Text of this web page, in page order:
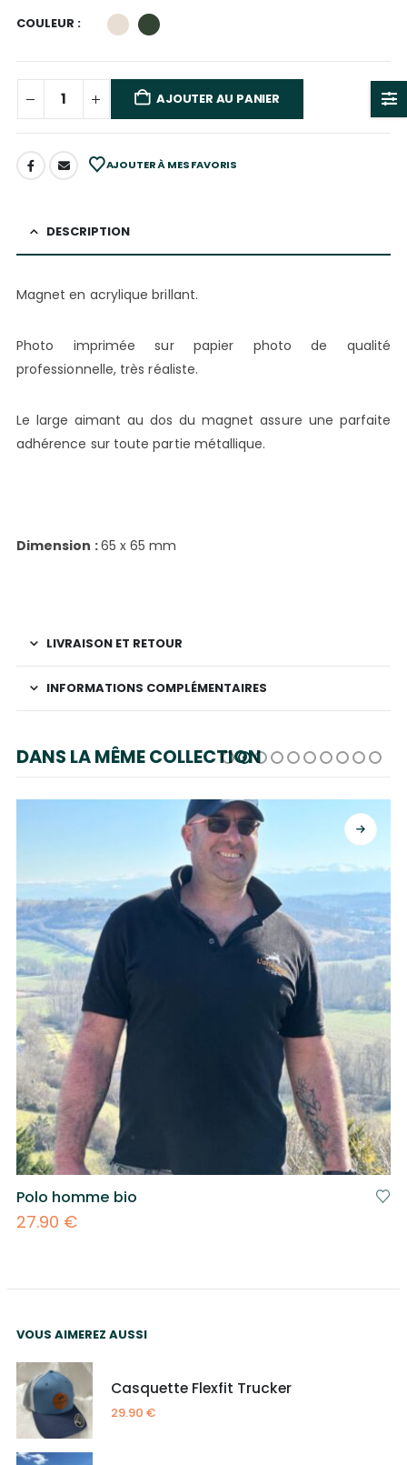
COULEUR
AJOUTER AU PANIER
AJOUTER À MES FAVORIS
DESCRIPTION
Magnet en acrylique brillant.
Photo imprimée sur papier photo de qualité
professionnelle, très réaliste.
Le large aimant au dos du magnet assure une parfaite
adhérence sur toute partie métallique.
Dimension :65 x 65 mm
LIVRAISON ET RETOUR
INFORMATIONS COMPLÉMENTAIRES
DANS LA MÊME COLLECTION
Polo homme bio
27.90 €
CHOIX DES OPTIONS
VOUS AIMEREZ AUSSI
Casquette Flexfit Trucker
29.90 €